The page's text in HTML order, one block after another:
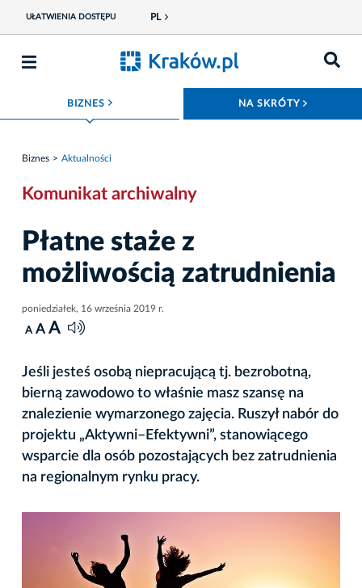
UŁATWIENIA DOSTĘPU PL
BIZNES ROZWIŃ MENU NA SKRÓTY
Biznes Aktualności
Komunikat archiwalny
Płatne staże z
możliwością zatrudnienia
poniedziałek, 16 września 2019 r.
A A A
Jeśli jesteś osobą niepracującą tj. bezrobotną,
bierną zawodowo to właśnie masz szansę na
znalezienie wymarzonego zajęcia. Ruszył nabór do
projektu „Aktywni–Efektywni”, stanowiącego
wsparcie dla osób pozostających bez zatrudnienia
na regionalnym rynku pracy.